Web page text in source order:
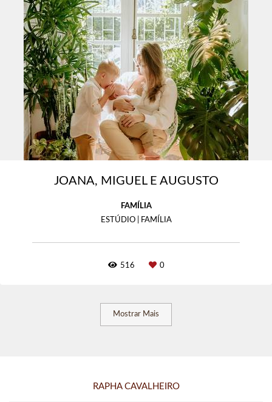
JOANA, MIGUEL E AUGUSTO
FAMÍLIA
ESTÚDIO | FAMÍLIA
516 0
Mostrar Mais
RAPHA CAVALHEIRO